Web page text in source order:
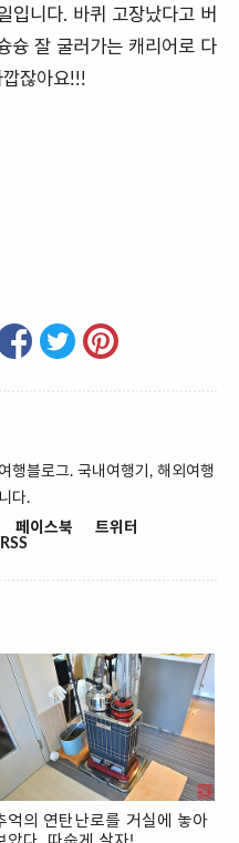
입니다. 바퀴 고장났다고 버
슝 잘 굴러가는 캐리어로 다
깝잖아요!!!
행블로그. 국내여행기, 해외여행
다.
페이스북
트위터
RSS
억의 연탄난로를 거실에 놓아